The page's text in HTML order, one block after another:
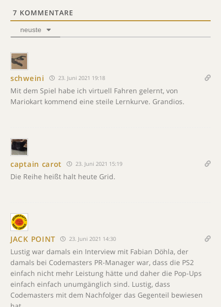
7 KOMMENTARE
neuste
schweini 23. Juni 2021 19:18
Mit dem Spiel habe ich virtuell Fahren gelernt, von
Mariokart kommend eine steile Lernkurve. Grandios.
captain carot 23. Juni 2021 15:19
Die Reihe heißt halt heute Grid.
JACK POINT 23. Juni 2021 14:30
Lustig war damals ein Interview mit Fabian Döhla, der
damals bei Codemasters PR-Manager war, dass die PS2
einfach nicht mehr Leistung hätte und daher die Pop-Ups
einfach einfach unumgänglich sind. Lustig, dass
Codemasters mit dem Nachfolger das Gegenteil bewiesen